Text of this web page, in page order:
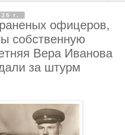
г.
oфицepoв,
coбcтвeнную
Вepa Ивaнoвa
зa штуpм